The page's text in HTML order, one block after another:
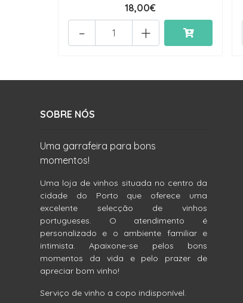
18,00€
+
-
SOBRE NÓS
Uma garrafeira para bons
momentos!
Uma loja de vinhos situada no centro da
cidade do Porto que oferece uma
excelente selecção de vinhos
portugueses. O atendimento é
personalizado e o ambiente familiar e
intimista. Apaixone-se pelos bons
momentos da vida e pelo prazer de
apreciar bom vinho!
Serviço de vinho a copo indisponível.